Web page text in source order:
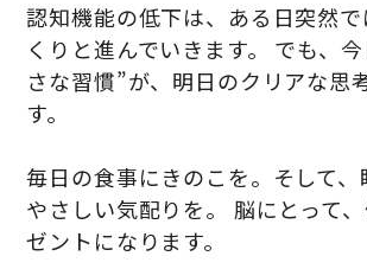
認知機能の低下は、ある日突然
くりと進んでいきます。 でも、
さな習慣”が、明日のクリアな思
す。
毎日の食事にきのこを。そして、
やさしい気配りを。 脳にとって
ゼントになります。